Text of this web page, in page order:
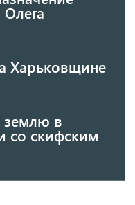
Олега
Харьковщине
землю в
со скифским